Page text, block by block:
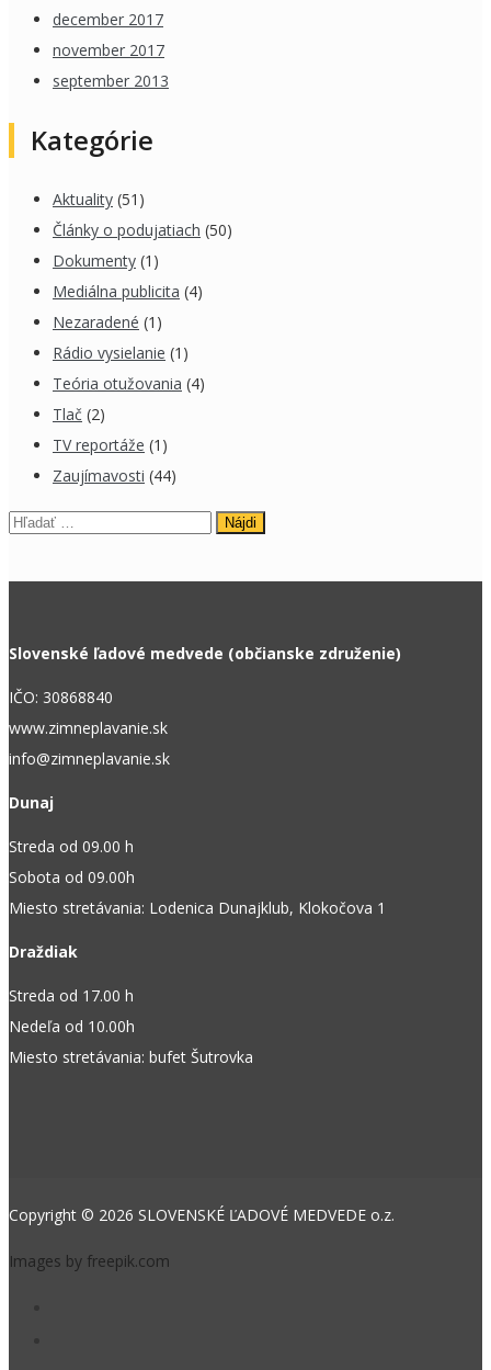
december 2017
november 2017
september 2013
Kategórie
Aktuality (51)
Články o podujatiach (50)
Dokumenty (1)
Mediálna publicita (4)
Nezaradené (1)
Rádio vysielanie (1)
Teória otužovania (4)
Tlač (2)
TV reportáže (1)
Zaujímavosti (44)
Hľadať:
Slovenské ľadové medvede (občianske združenie)
IČO: 30868840
www.zimneplavanie.sk
info@zimneplavanie.sk
Dunaj
Streda od 09.00 h
Sobota od 09.00h
Miesto stretávania: Lodenica Dunajklub, Klokočova 1
Draždiak
Streda od 17.00 h
Nedeľa od 10.00h
Miesto stretávania: bufet Šutrovka
Copyright © 2026 SLOVENSKÉ ĽADOVÉ MEDVEDE o.z.
Images by freepik.com